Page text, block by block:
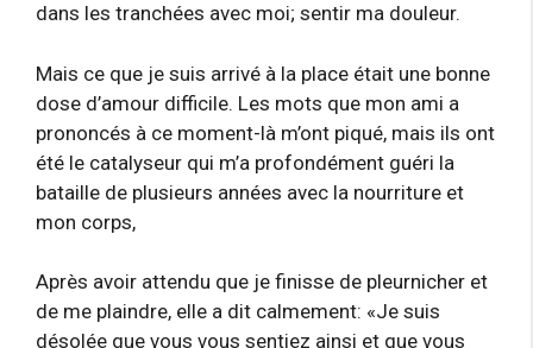
dans les tranchées avec moi; sentir ma douleur.
Mais ce que je suis arrivé à la place était une bonne
dose d’amour difficile. Les mots que mon ami a
prononcés à ce moment-là m’ont piqué, mais ils ont
été le catalyseur qui m’a profondément guéri la
bataille de plusieurs années avec la nourriture et
mon corps,
Après avoir attendu que je finisse de pleurnicher et
de me plaindre, elle a dit calmement: «Je suis
désolée que vous vous sentiez ainsi et que vous